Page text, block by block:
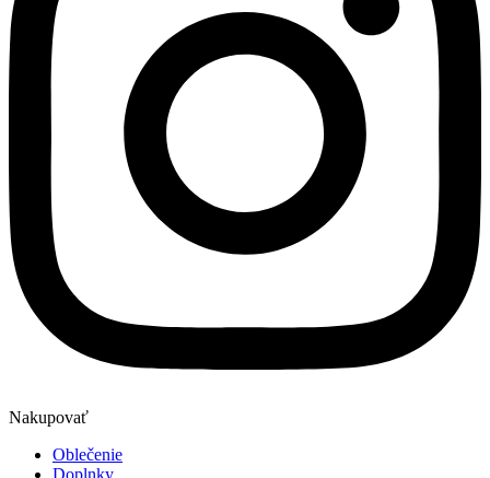
Nakupovať
Oblečenie
Doplnky